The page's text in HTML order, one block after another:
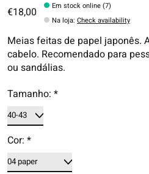
€18,00
Em stock online (7)
Na loja:Check availability
Meias feitas de papel japonês.
cabelo. Recomendado para
ou sandálias.
Tamanho: *
Cor: *